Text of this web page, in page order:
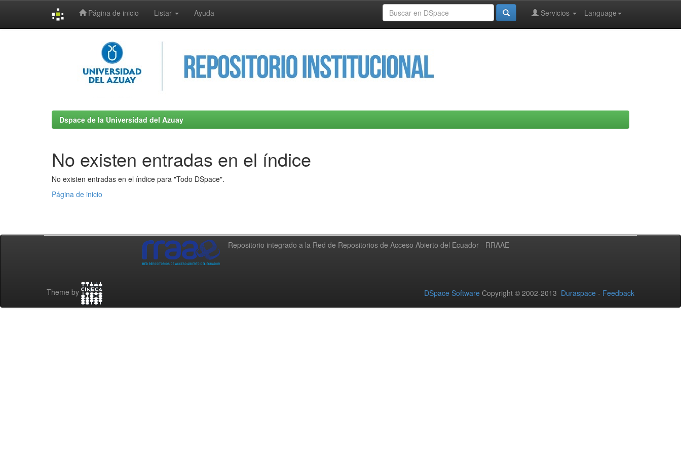
Página de inicio Listar Ayuda Language
Servicios
Dspace de la Universidad del Azuay
No existen entradas en el índice
No existen entradas en el índice para "Todo DSpace".
Página de inicio
Repositorio integrado a la Red de Repositorios de Acceso Abierto del Ecuador - RRAAE
Theme by DSpace Software Copyright © 2002-2013 Duraspace - Feedback